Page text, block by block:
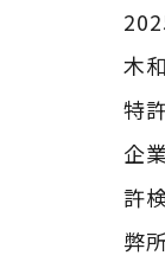
木
特
企
許
弊